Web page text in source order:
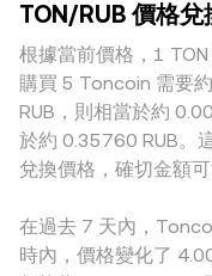
TON/RUB 價格兌
根據當前價格，1
購買 5 Toncoin 需要
RUB，則相當於約
於約 0.35760 RUB。
兌換價格，確切金額
在過去 7 天內，
時內，價格變化了